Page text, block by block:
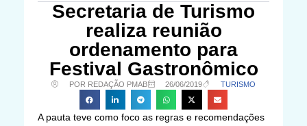
Secretaria de Turismo
realiza reunião
ordenamento para
Festival Gastronômico
POR REDAÇÃO PMAB 26/06/2019 TURISMO
A pauta teve como foco as regras e recomendações